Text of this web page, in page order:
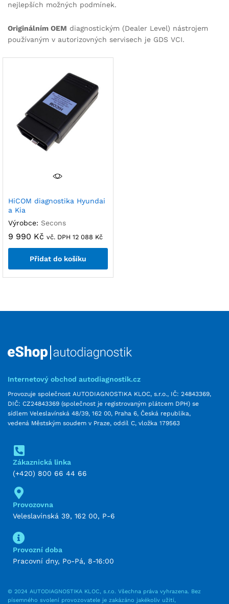
nejlepších možných podmínek.
Originálním OEM diagnostickým (Dealer Level) nástrojem
používaným v autorizovných servisech je GDS VCI.
HiCOM diagnostika Hyundai
a Kia
Výrobce: Secons
9 990 Kč vč. DPH 12 088 Kč
Přidat do košíku
Internetový obchod autodiagnostik.cz
Provozuje společnost AUTODIAGNOSTIKA KLOC, s.r.o., IČ: 24843369,
DIČ: CZ24843369 (společnost je registrovaným plátcem DPH) se
sídlem Veleslavínská 48/39, 162 00, Praha 6, Česká republika,
vedená Městským soudem v Praze, oddíl C, vložka 179563
Zákaznická linka
(+420) 800 66 44 66
Provozovna
Veleslavínská 39, 162 00, P-6
Provozní doba
Pracovní dny, Po-Pá, 8-16:00
© 2024 AUTODIAGNOSTIKA KLOC, s.r.o. Všechna práva vyhrazena. Bez
písemného svolení provozovatele je zakázáno jakékoliv užití,